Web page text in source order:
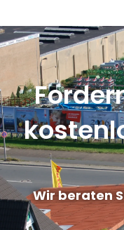
Wir beraten